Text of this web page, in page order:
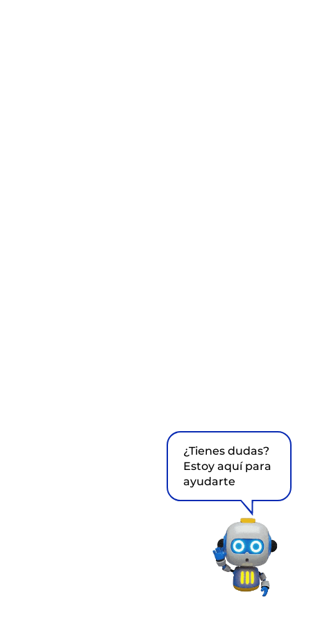
¿Tienes dudas?
Estoy aquí para
ayudarte